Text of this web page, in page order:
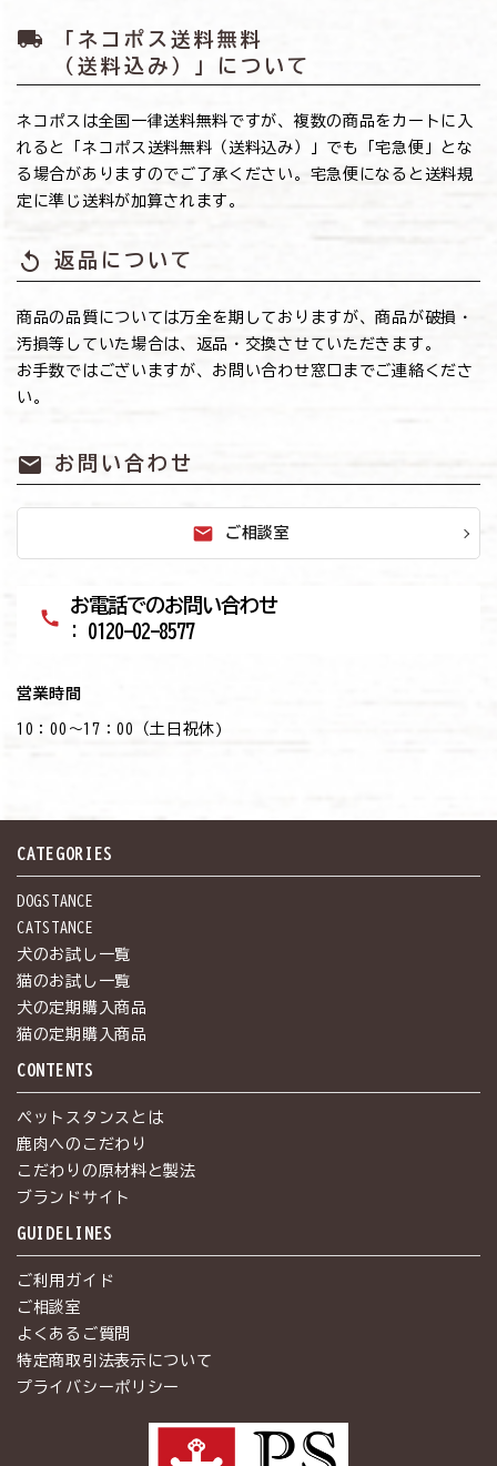
local_shipping
「ネコポス送料無料
（送料込み）」について
ネコポスは全国一律送料無料ですが、複数の商品をカートに入
れると「ネコポス送料無料（送料込み）」でも「宅急便」とな
る場合がありますのでご了承ください。宅急便になると送料規
定に準じ送料が加算されます。
replay 返品について
商品の品質については万全を期しておりますが、商品が破損・
汚損等していた場合は、返品・交換させていただきます。
お手数ではございますが、お問い合わせ窓口までご連絡くださ
い。
mail お問い合わせ
mail ご相談室
call
お電話でのお問い合わせ
: 0120-02-8577
営業時間
10：00～17：00（土日祝休)
CATEGORIES
DOGSTANCE
CATSTANCE
犬のお試し一覧
猫のお試し一覧
犬の定期購入商品
猫の定期購入商品
CONTENTS
ペットスタンスとは
鹿肉へのこだわり
こだわりの原材料と製法
ブランドサイト
GUIDELINES
ご利用ガイド
ご相談室
よくあるご質問
特定商取引法表示について
プライバシーポリシー